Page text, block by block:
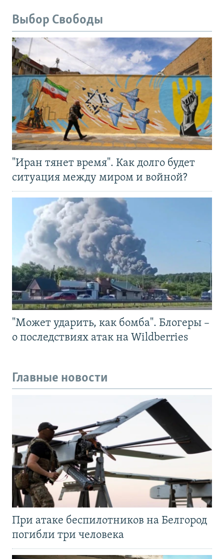
Выбор Свободы
"Иран тянет время". Как долго будет
ситуация между миром и войной?
"Может ударить, как бомба". Блогеры –
о последствиях атак на Wildberries
Главные новости
При атаке беспилотников на Белгород
погибли три человека